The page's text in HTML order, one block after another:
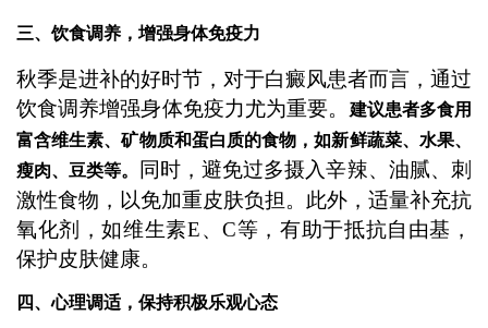
三、饮食调养，增强身体免疫力
秋季是进补的好时节，对于白癜风患者而言，通过
饮食调养增强身体免疫力尤为重要。
建议患者多食用
富含维生素、矿物质和蛋白质的食物，如新鲜蔬菜、水果、
瘦肉、豆类等。
同时，避免过多摄入辛辣、油腻、刺
激性食物，以免加重皮肤负担。此外，适量补充抗
氧化剂，如维生素E、C等，有助于抵抗自由基，
保护皮肤健康。
四、心理调适，保持积极乐观心态